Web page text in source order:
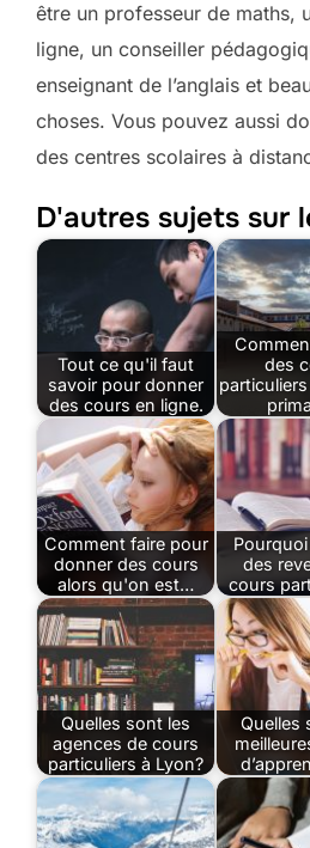
être un professeur de maths,
ligne, un conseiller
enseignant de l’anglais et
choses. Vous pouvez aussi
des centres scolaires à
D'autres sujets sur
Tout ce qu'il faut
savoir pour donner
des cours en ligne.
des
Comment faire pour
donner des cours
alors qu'on est…
des
cours
Quelles sont les
agences de cours
particuliers à Lyon?
Quelles